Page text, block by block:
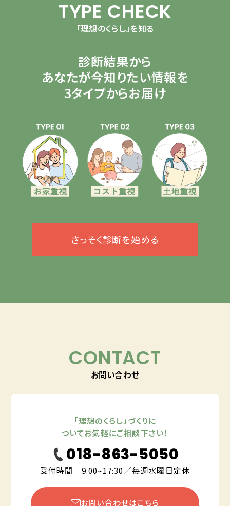
TYPE CHECK
「理想のくらし」を知る
診断結果から
あなたが今知りたい情報を
3タイプからお届け
さっそく診断を始める
CONTACT
お問い合わせ
「理想のくらし」づくりに
ついてお気軽にご相談下さい！
018-863-5050
受付時間 9:00~17:30／毎週水曜日定休
お問い合わせはこちら